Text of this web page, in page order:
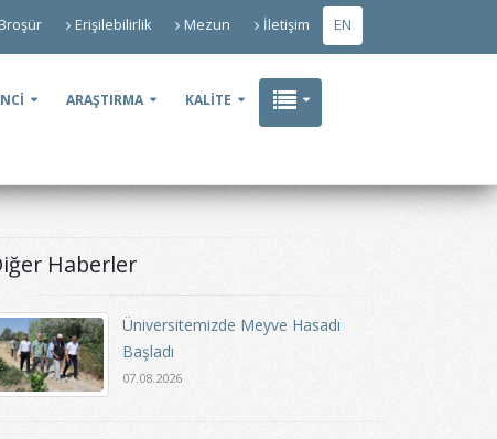
Broşür Erişilebilirlik Mezun İletişim EN
ARAŞTIRMA KALİTE
Haberler
Üniversitemizde Meyve Hasadı
Başladı
07.08.2026